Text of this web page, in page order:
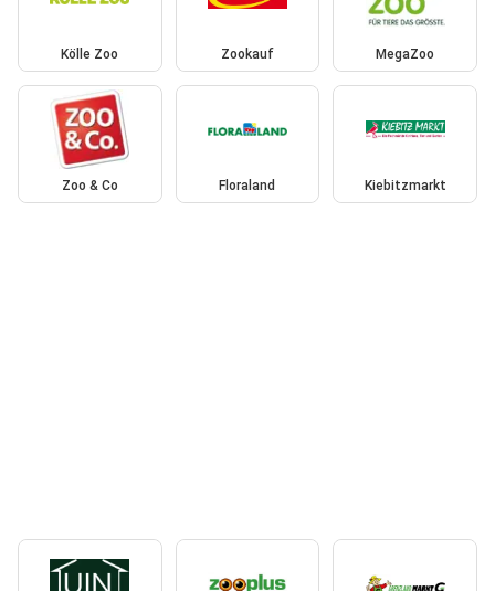
Kölle Zoo Zookauf MegaZoo
Zoo & Co Floraland Kiebitzmarkt